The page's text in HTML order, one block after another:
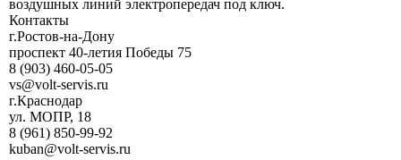
воздушных линий электропередач под ключ.
Контакты
г.Ростов-на-Дону
проспект 40-летия Победы 75
8 (903) 460-05-05
vs@volt-servis.ru
г.Краснодар
ул. МОПР, 18
8 (961) 850-99-92
kuban@volt-servis.ru